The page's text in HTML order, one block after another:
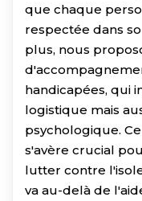
que chaque
respectée dans
plus, nous
handicapées, qui
logistique mais
psychologique.
s'avère crucial
lutter contre
va au-delà de